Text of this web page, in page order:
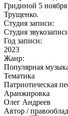
Гридиной 5 ноября
Трущенко.
​​​​​​​Студия записи:
Студия
Год записи:
2023
Жанр:
Популярная
Тематика
Патриотическая
Аранжировка
Олег Андреев
Автор /